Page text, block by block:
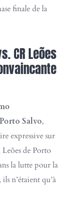
finale de la
CR Leões
Salvo,
expressive sur
de Porto
la lutte pour la
n’étaient qu’à